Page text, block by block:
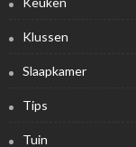
Klussen
Slaapkamer
Tips
Tuin